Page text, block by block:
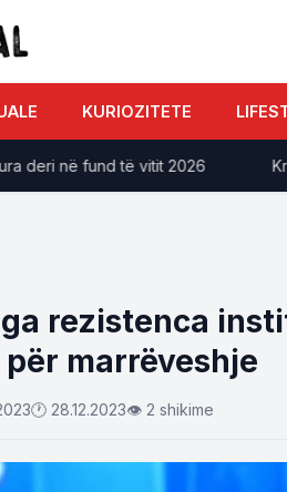
KURIOZITETE
në fund të vitit 2026
rezistenca
marrëveshje
🕐 28.12.2023👁 2 shikime